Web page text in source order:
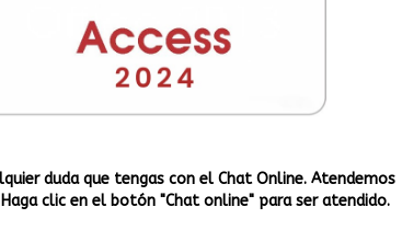
duda que tengas con el Chat Online. Atendemos
clic en el botón "Chat online" para ser atendido.